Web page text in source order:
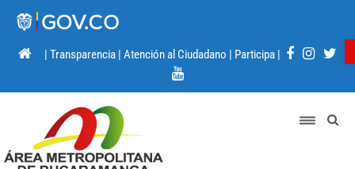
| Transparencia | Atención al Ciudadano | Participa |